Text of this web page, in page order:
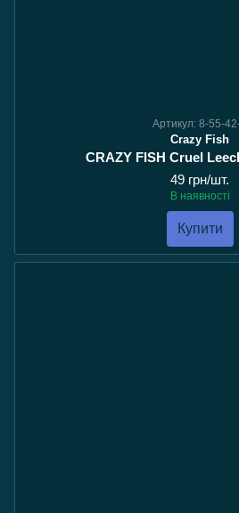
Артикул: 8-55-
Crazy Fish
CRAZY FISH Cruel
49 грн/шт.
В наявності
Купити